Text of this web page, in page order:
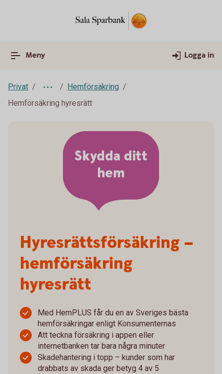
Meny Logga in
Privat
Hemförsäkring
Hemförsäkring hyresrätt
Hyresrätts­försäkring –
hemförsäkring
hyresrätt
Med HemPLUS får du en av Sveriges bästa
hemförsäkringar enligt Konsumenternas
Att teckna försäkring i appen eller
internetbanken tar bara några minuter
Skadehantering i topp – kunder som har
drabbats av skada ger betyg 4 av 5
Skydda ditt
hem